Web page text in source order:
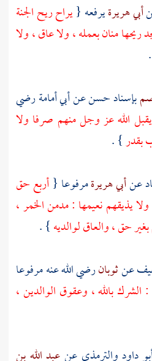
أبي هريرةيرفعه {يراح ريح الجنة
ريحها منان بعمله ، ولا عاق ، ولا
بإسناد حسن عنأبي أمامةرضي
يقبل الله عز وجل منهم صرفا ولا
بقدر} .
عنأبي هريرةمرفوعا {أربع حق
يذيقهم نعيمها : مدمن الخمر ،
حق ، والعاق لوالديه} .
عنثوبانرضي الله عنه مرفوعا
بالله ، وعقوق الوالدين ،
داودوالترمذي عنعبد الله بن